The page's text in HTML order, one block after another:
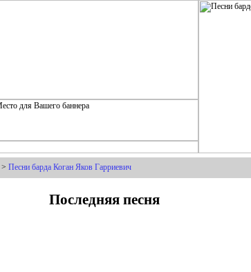
> Песни барда Коган Яков Гарриевич
Последняя песня